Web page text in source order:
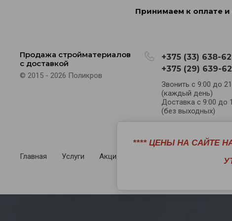
Принимаем к оплате
Продажа стройматериалов
с доставкой
© 2015 - 2026 Поликров
+375 (33) 638-
+375 (29) 639-
Звонить с 9:00 до
(каждый день)
Доставка с 9:00 до
(без выходных)
Главная Услуги Акции Возврат/
**** ЦЕНЫ НА САЙТЕ